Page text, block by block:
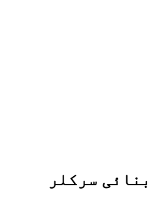
سرکلر